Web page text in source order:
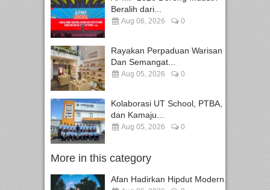
Beralih dari...
Aug 06, 2026 0
Rayakan Perpaduan Warisan
Dan Semangat...
Aug 05, 2026 0
Kolaborasi UT School, PTBA,
dan Kamaju...
Aug 05, 2026 0
More in this category
Afan Hadirkan Hipdut Modern...